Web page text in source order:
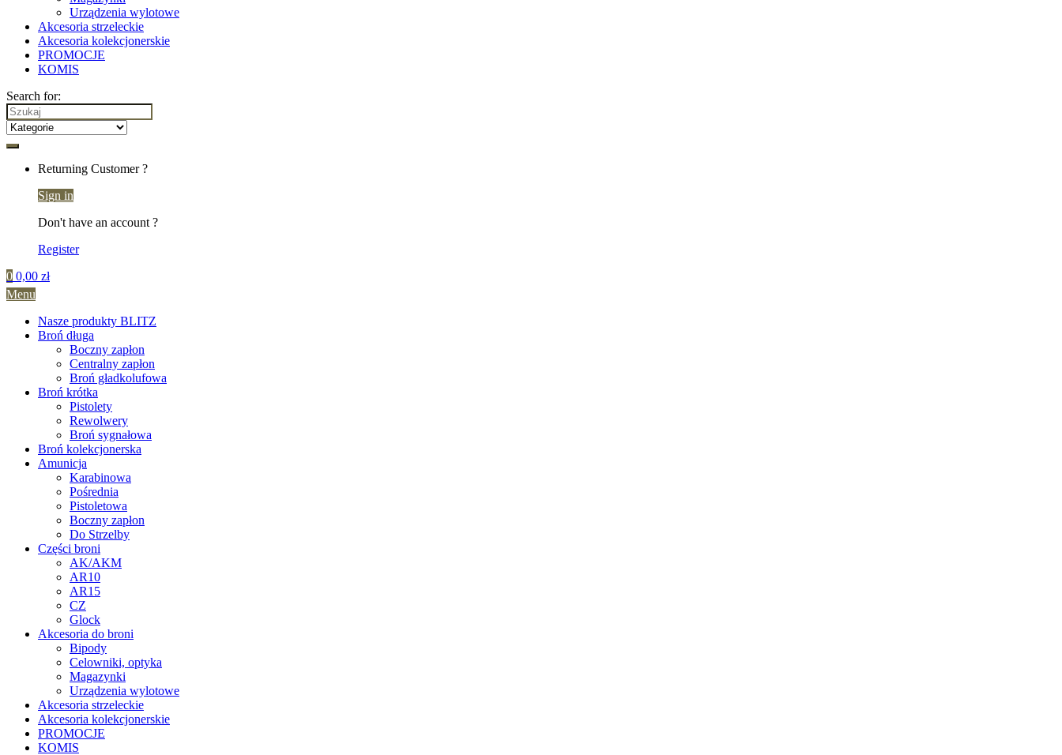
Urządzenia wylotowe
Akcesoria strzeleckie
Akcesoria kolekcjonerskie
PROMOCJE
KOMIS
Search for:
Returning Customer ?
Sign in
Don't have an account ?
Register
0 0,00 zł
Menu
Nasze produkty BLITZ
Broń długa
Boczny zapłon
Centralny zapłon
Broń gładkolufowa
Broń krótka
Pistolety
Rewolwery
Broń sygnałowa
Broń kolekcjonerska
Amunicja
Karabinowa
Pośrednia
Pistoletowa
Boczny zapłon
Do Strzelby
Części broni
AK/AKM
AR10
AR15
CZ
Glock
Akcesoria do broni
Bipody
Celowniki, optyka
Magazynki
Urządzenia wylotowe
Akcesoria strzeleckie
Akcesoria kolekcjonerskie
PROMOCJE
KOMIS